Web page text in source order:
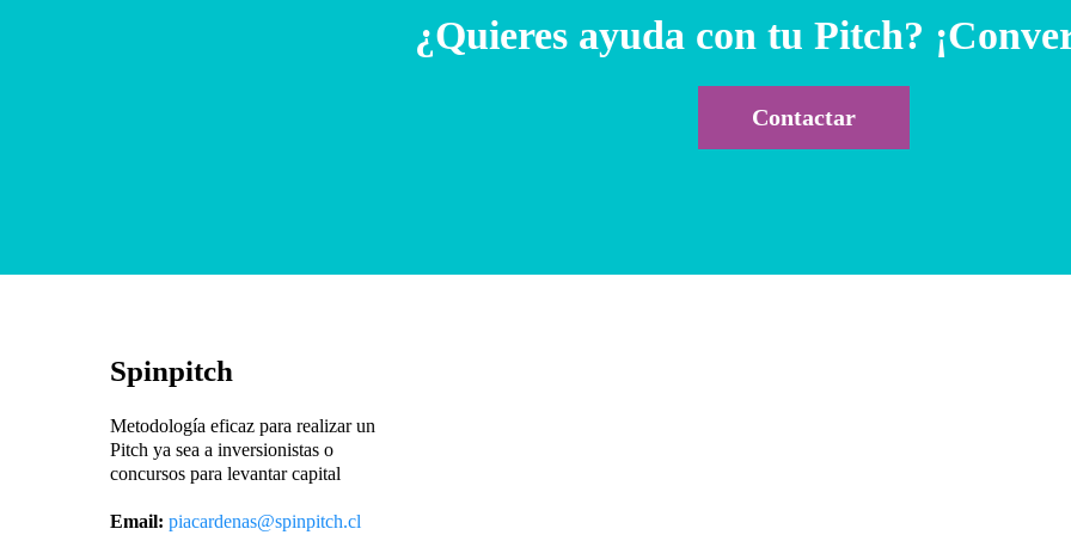
¿Quieres ayuda con tu Pitch?
Contactar
Spinpitch
Metodología eficaz para realizar un
Pitch ya sea a inversionistas o
concursos para levantar capital
Email: piacardenas@spinpitch.cl